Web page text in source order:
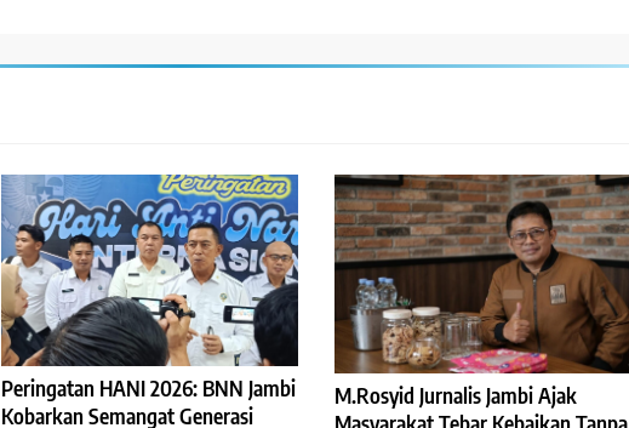
Peringatan HANI 2026: BNN Jambi
Kobarkan Semangat Generasi
M.Rosyid Jurnalis Jambi Ajak